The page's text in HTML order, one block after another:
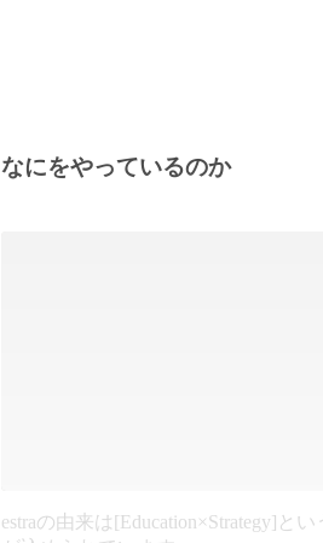
なにをやっているのか
estraの由来は[Education×Strategy]とい